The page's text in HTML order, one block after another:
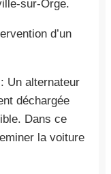
sur-Orge.
d’un
: Un alternateur
déchargée
Dans ce
la voiture